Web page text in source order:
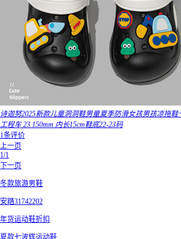
诗迦努2025新款儿童洞洞鞋男童夏季防滑女孩男孩凉拖
工程车 23 150mm 内长15cm鞋底22-23码
1条评价
上一页
1/1
下一页
冬款旅游男鞋
安踏31742202
年货运动鞋折扣
夏款七波辉运动鞋